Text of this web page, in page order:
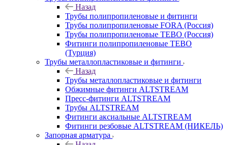
Назад
Трубы полипропиленовые и фитинги
Трубы полипропиленовые FORA (Россия)
Трубы полипропиленовые TEBO (Россия)
Фитинги полипропиленовые TEBO
(Турция)
Трубы металлопластиковые и фитинги
Назад
Трубы металлопластиковые и фитинги
Обжимные фитинги ALTSTREAM
Пресс-фитинги ALTSTREAM
Трубы ALTSTREAM
Фитинги аксиальные ALTSTREAM
Фитинги резбовые ALTSTREAM (НИКЕЛЬ)
Запорная арматура